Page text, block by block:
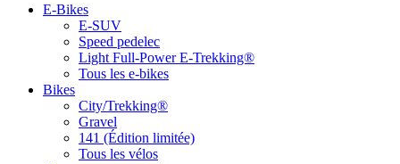
E-Bikes
E-SUV
Speed pedelec
Light Full-Power E-Trekking®
Tous les e-bikes
Bikes
City/Trekking®
Gravel
141 (Édition limitée)
Tous les vélos